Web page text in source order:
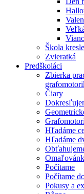
Škola
Zvieratká
Predškoláci
Zbierka
Čiary
Hľadáme
Hľadáme
Počítame
Počítame
Pokusy a